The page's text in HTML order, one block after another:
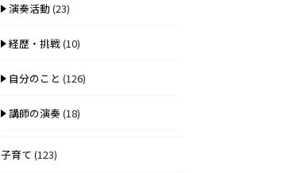
演奏活動(23)
経歴・挑戦(10)
自分のこと (126)
講師の演奏(18)
子育て (123)